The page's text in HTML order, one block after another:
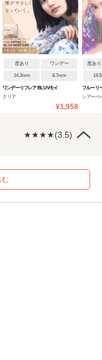
度あり ワンデー
14.2mm 8.7mm
ワンデーリフレア BL UVモイ
クリア
¥1,958
度あ
フルーリ
シアーベ
★★★★(3.5)
む